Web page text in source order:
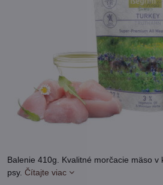
Balenie 410g. Kvalitné morčacie mäso v
psy. Čítajte viac